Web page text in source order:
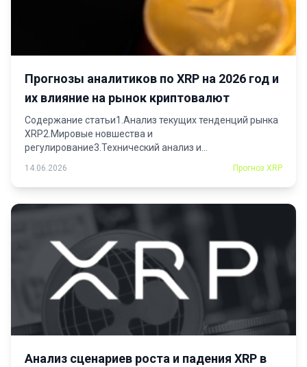
Прогнозы аналитиков по XRP на 2026 год и
их влияние на рынок криптовалют
Содержание статьи1.Анализ текущих тенденций рынка
XRP2.Мировые новшества и
регулирование3.Технический анализ и
14.06.2026 Прогноз XRP
Анализ сценариев роста и падения XRP в